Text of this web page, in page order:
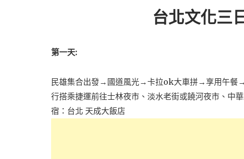
台北文化三
第一天:
民雄集合出發→國道風光→卡拉ok大車拼→享用午
行搭乘捷運前往士林夜市、淡水老街或饒河夜市、中
宿：台北 天成大飯店